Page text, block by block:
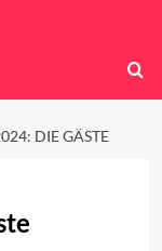
DIE GÄSTE